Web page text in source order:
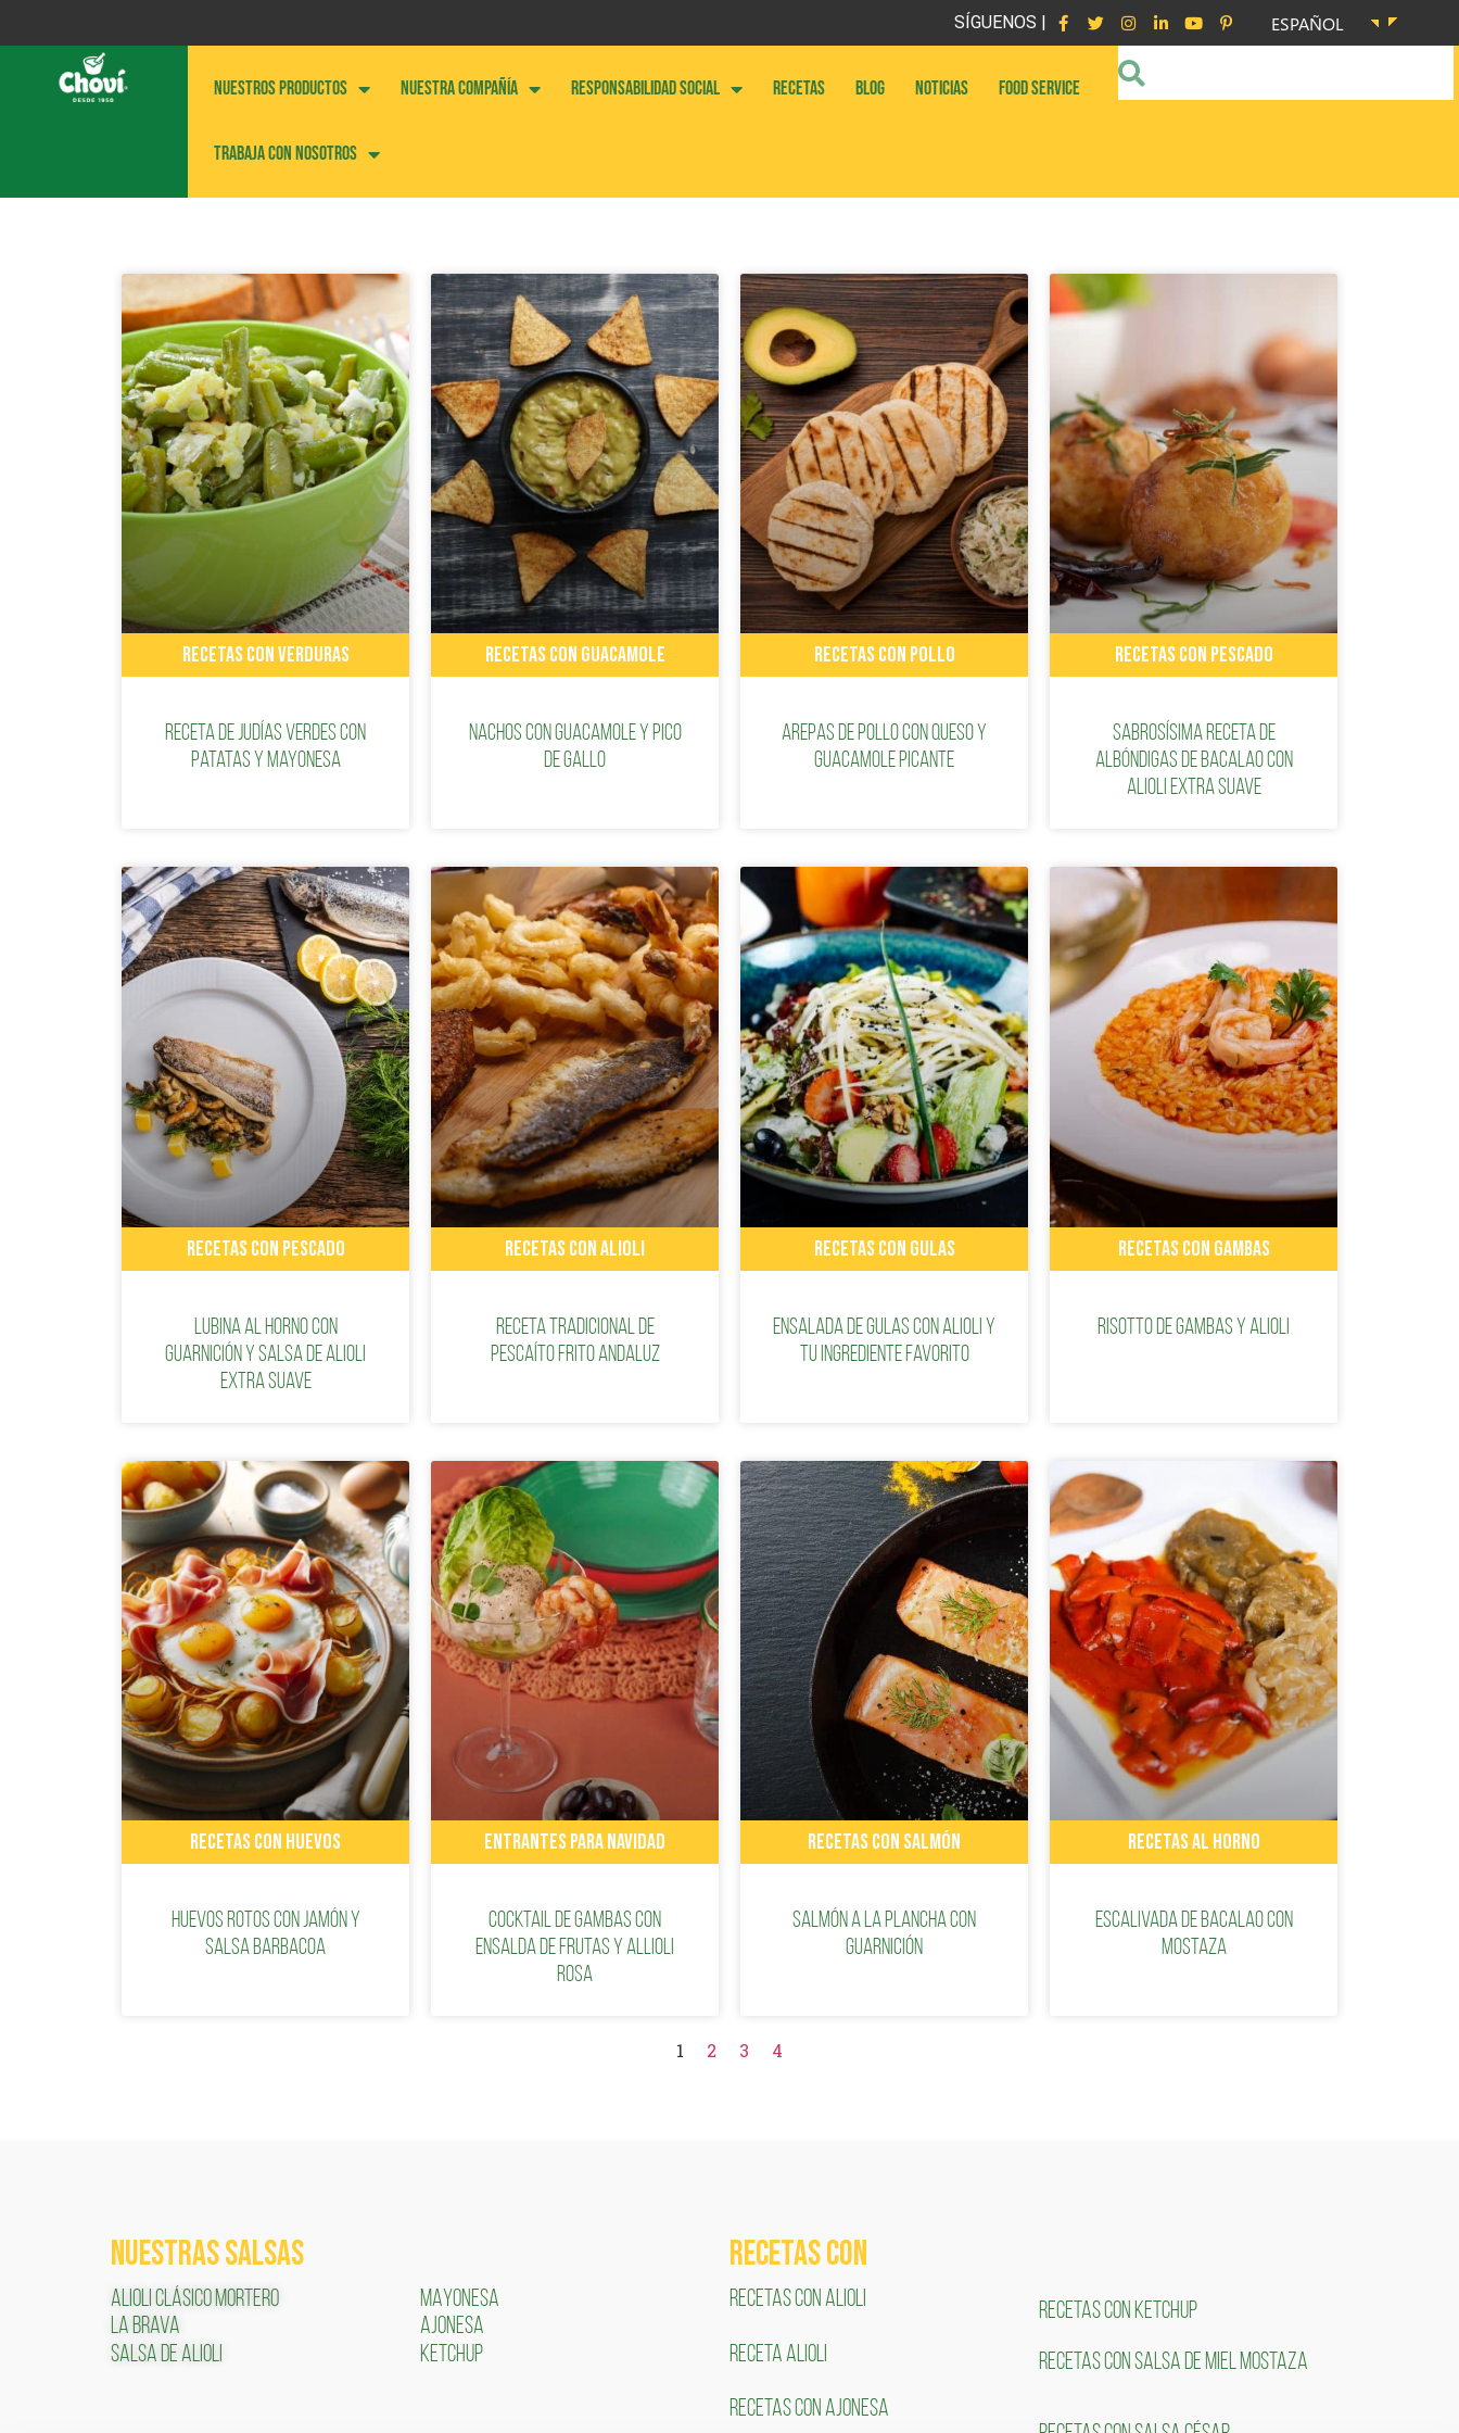
SÍGUENOS | ESPAÑOL
NUESTROS PRODUCTOS NUESTRA COMPAÑÍA RESPONSABILIDAD SOCIAL RECETAS BLOG NOTICIAS FOOD SERVICE
Trabaja con nosotros
RECETAS CON VERDURAS
Receta de judías verdes con
patatas y mayonesa
RECETAS CON GUACAMOLE
Nachos con guacamole y pico
de gallo
RECETAS CON POLLO
Arepas de pollo con queso y
guacamole picante
RECETAS CON PESCADO
Sabrosísima receta de
albóndigas de bacalao con
alioli extra suave
RECETAS CON PESCADO
Lubina al horno con
guarnición y salsa de alioli
extra suave
RECETAS CON ALIOLI
Receta tradicional de
pescaíto frito andaluz
RECETAS CON GULAS
Ensalada de gulas con alioli y
tu ingrediente favorito
RECETAS CON GAMBAS
Risotto de gambas y alioli
RECETAS CON HUEVOS
Huevos rotos con jamón y
salsa barbacoa
ENTRANTES PARA NAVIDAD
Cocktail de gambas con
ensalda de frutas y Allioli
rosa
RECETAS CON SALMÓN
Salmón a la plancha con
guarnición
RECETAS AL HORNO
Escalivada de bacalao con
mostaza
1 2 3 4
NUESTRAS SALSAS
ALIOLI CLÁSICO MORTERO
LA BRAVA
SALSA DE ALIOLI
MAYONESA
AJONESA
KETCHUP
RECETAS COn
RECETAS CON ALIOLI
RECETA ALIOLI
RECETAS CON AJONESA
RECETAS CON KETCHUP
RECETAS CON SALSA DE MIEL MOSTAZA